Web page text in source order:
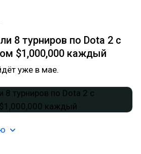
8 турниров по Dota 2 с
$1,000,000 каждый
уже в мае.